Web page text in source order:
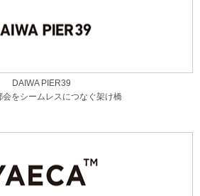
DAIWA PIER39
会をシームレスにつなぐ架け橋